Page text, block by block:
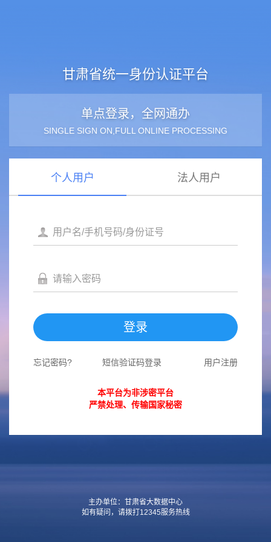
甘肃省统一身份认证平台
单点登录，全网通办
SINGLE SIGN ON,FULL ONLINE PROCESSING
个人用户 法人用户
登录
短信验证码登录 用户注册
忘记密码?
本平台为非涉密平台
严禁处理、传输国家秘密
主办单位：甘肃省大数据中心
如有疑问，请拨打12345服务热线